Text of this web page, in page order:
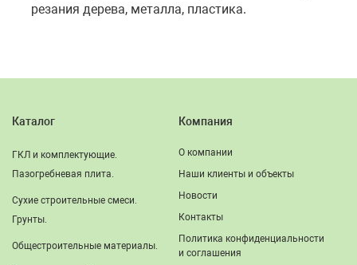
резания дерева, металла, пластика.
Каталог
ГКЛ и комплектующие.
Пазогребневая плита.
Сухие строительные смеси.
Грунты.
Общестроительные материалы.
Компания
О компании
Наши клиенты и объекты
Новости
Контакты
Политика конфиденциальности
и соглашения